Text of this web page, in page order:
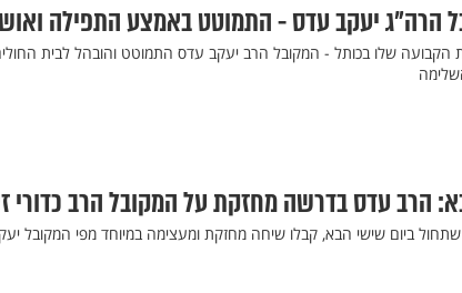
הרה"ג יעקב עדס - התמוטט באמצע התפילה
שלו בכותל - המקובל הרב יעקב עדס התמוטט והובהל לבית
הרב עדס בדרשה מחזקת על המקובל הרב כדורי
ביום שישי הבא, קבלו שיחה מחזקת ומעצימה במיוחד מפי המקובל